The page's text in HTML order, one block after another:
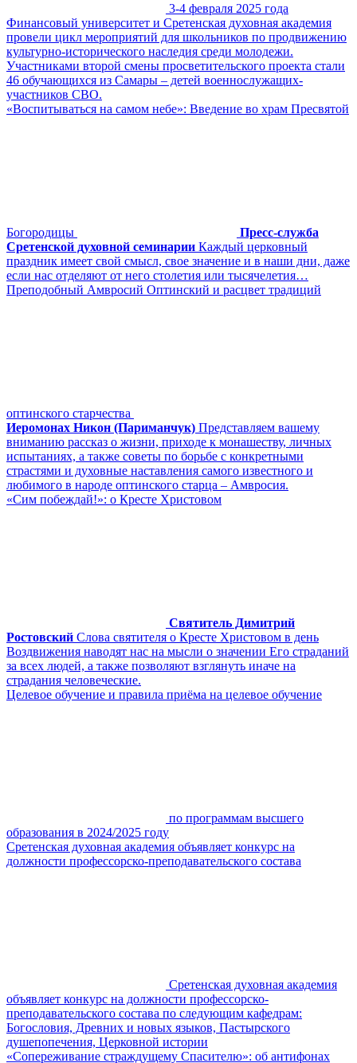
3-4 февраля 2025 года
Финансовый университет и Сретенская духовная академия
провели цикл мероприятий для школьников по продвижению
культурно-исторического наследия среди молодежи.
Участниками второй смены просветительского проекта стали
46 обучающихся из Самары – детей военнослужащих-
участников СВО.
«Воспитываться на самом небе»: Введение во храм Пресвятой
Богородицы
Пресс-служба
Сретенской духовной семинарии Каждый церковный
праздник имеет свой смысл, свое значение и в наши дни, даже
если нас отделяют от него столетия или тысячелетия…
Преподобный Амвросий Оптинский и расцвет традиций
оптинского старчества
Иеромонах Никон (Париманчук) Представляем вашему
вниманию рассказ о жизни, приходе к монашеству, личных
испытаниях, а также советы по борьбе с конкретными
страстями и духовные наставления самого известного и
любимого в народе оптинского старца – Амвросия.
«Сим побеждай!»: о Кресте Христовом
Святитель Димитрий
Ростовский Слова святителя о Кресте Христовом в день
Воздвижения наводят нас на мысли о значении Его страданий
за всех людей, а также позволяют взглянуть иначе на
страдания человеческие.
Целевое обучение и правила приёма на целевое обучение
по программам высшего
образования в 2024/2025 году
Сретенская духовная академия объявляет конкурс на
должности профессорско-преподавательского состава
Сретенская духовная академия
объявляет конкурс на должности профессорско-
преподавательского состава по следующим кафедрам:
Богословия, Древних и новых языков, Пастырского
душепопечения, Церковной истории
«Сопереживание страждущему Спасителю»: об антифонах